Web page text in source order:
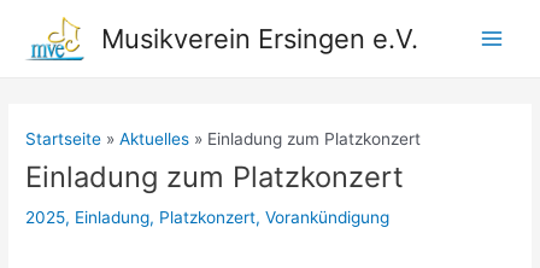
springen
Musikverein Ersingen e.V.
Startseite Aktuelles Einladung zum Platzkonzert
Einladung zum Platzkonzert
2025, Einladung, Platzkonzert,Vorankündigung